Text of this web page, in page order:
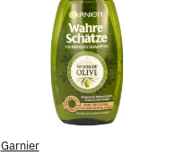
Garnier